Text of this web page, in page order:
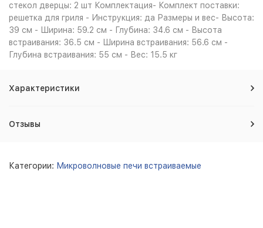
стекол дверцы: 2 шт Комплектация- Комплект поставки:
решетка для гриля - Инструкция: да Размеры и вес- Высота:
39 см - Ширина: 59.2 см - Глубина: 34.6 см - Высота
встраивания: 36.5 см - Ширина встраивания: 56.6 см -
Глубина встраивания: 55 см - Вес: 15.5 кг
Характеристики
Отзывы
Категории: Микроволновые печи встраиваемые